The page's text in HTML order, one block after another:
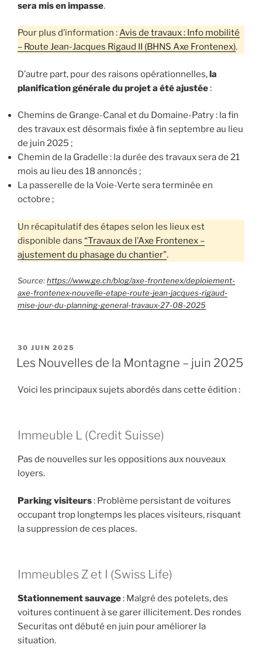
sera mis en impasse.
Pour plus d’information :Avis de travaux : Info mobilité
– Route Jean-Jacques Rigaud II (BHNS Axe Frontenex).
D’autre part, pour des raisons opérationnelles,la
planification générale du projet a été ajustée:
Chemins de Grange-Canal et du Domaine-Patry : la fin
des travaux est désormais fixée à fin septembre au lieu
de juin 2025 ;
Chemin de la Gradelle : la durée des travaux sera de 21
mois au lieu des 18 annoncés ;
La passerelle de la Voie-Verte sera terminée en
octobre ;
Un récapitulatif des étapes selon les lieux est
disponible dans “Travaux de l’Axe Frontenex –
ajustement du phasage du chantier”.
Source:https://www.ge.ch/blog/axe-frontenex/deploiement-
axe-frontenex-nouvelle-etape-route-jean-jacques-rigaud-
mise-jour-du-planning-general-travaux-27-08-2025
PUBLIÉ
LE
30 JUIN 2025
Les Nouvelles de la Montagne – juin 2025
Voici les principaux sujets abordés dans cette édition :
Immeuble L (Credit Suisse)
Pas de nouvelles sur les oppositions aux nouveaux
loyers.
Parking visiteurs: Problème persistant de voitures
occupant trop longtemps les places visiteurs, risquant
la suppression de ces places.
Immeubles Z et I (Swiss Life)
Stationnement sauvage: Malgré des potelets, des
voitures continuent à se garer illicitement. Des rondes
Securitas ont débuté en juin pour améliorer la
situation.